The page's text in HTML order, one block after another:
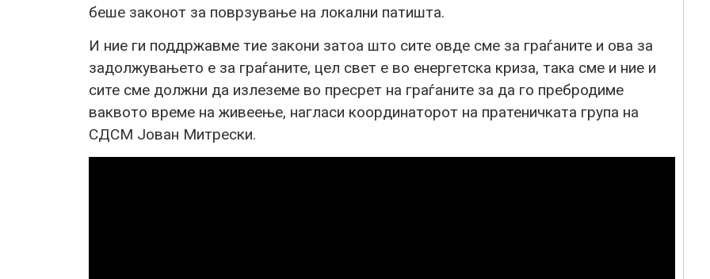
беше законот за поврзување на локални патишта.
И ние ги поддржавме тие закони затоа што сите овде сме за граѓаните и ова за
задолжувањето е за граѓаните, цел свет е во енергетска криза, така сме и ние и
сите сме должни да излеземе во пресрет на граѓаните за да го пребродиме
ваквото време на живеење, нагласи координаторот на пратеничката група на
СДСМ Јован Митрески.